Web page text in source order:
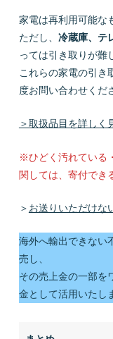
家電は再利用可能な
ただし、 冷蔵庫、テ
っては引き取りが難
これらの家電の引き
度お問い合わせくだ
＞取扱品目を詳しく
※ひどく汚れている
関しては、寄付でき
＞ お送りいただけな
海外へ輸出できない
売し、
その売上金の一部を
金として活用いたし